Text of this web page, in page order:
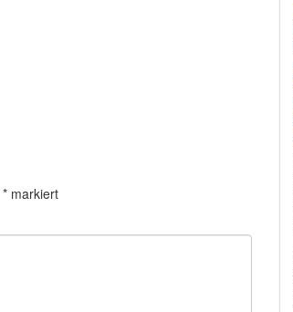
* markiert